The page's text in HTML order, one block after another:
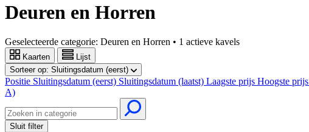
Deuren en Horren
Geselecteerde categorie: Deuren en Horren • 1 actieve kavels
Kaarten
Lijst
Sorteer op: Sluitingsdatum (eerst)
Positie Sluitingsdatum (eerst) Sluitingsdatum (laatst) Laagste prijs Hoogste prijs
A)
Sluit filter